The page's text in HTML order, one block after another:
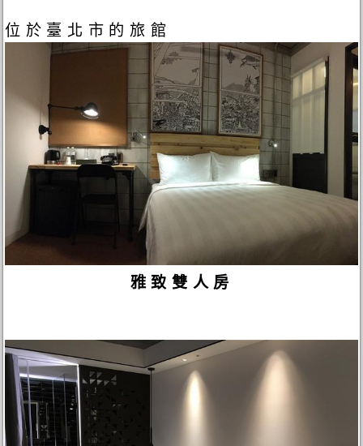
位於臺北市的旅館
雅致雙人房